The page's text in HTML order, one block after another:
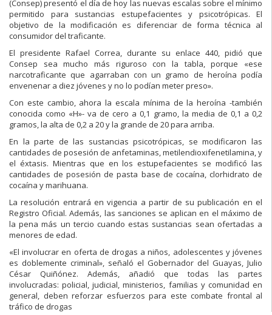
(Consep) presentó el día de hoy las nuevas escalas sobre el mínimo
permitido para sustancias estupefacientes y psicotrópicas. El
objetivo de la modificación es diferenciar de forma técnica al
consumidor del traficante.
El presidente Rafael Correa, durante su enlace 440, pidió que
Consep sea mucho más riguroso con la tabla, porque «ese
narcotraficante que agarraban con un gramo de heroína podía
envenenar a diez jóvenes y no lo podían meter preso».
Con este cambio, ahora la escala mínima de la heroína -también
conocida como «H»- va de cero a 0,1 gramo, la media de 0,1 a 0,2
gramos, la alta de 0,2 a 20 y la grande de 20 para arriba.
En la parte de las sustancias psicotrópicas, se modificaron las
cantidades de posesión de anfetaminas, metilendioxifenetilamina, y
el éxtasis. Mientras que en los estupefacientes se modificó las
cantidades de posesión de pasta base de cocaína, clorhidrato de
cocaína y marihuana.
La resolución entrará en vigencia a partir de su publicación en el
Registro Oficial. Además, las sanciones se aplican en el máximo de
la pena más un tercio cuando estas sustancias sean ofertadas a
menores de edad.
«El involucrar en oferta de drogas a niños, adolescentes y jóvenes
es doblemente criminal», señaló el Gobernador del Guayas, Julio
César Quiñónez. Además, añadió que todas las partes
involucradas: policial, judicial, ministerios, familias y comunidad en
general, deben reforzar esfuerzos para este combate frontal al
tráfico de drogas